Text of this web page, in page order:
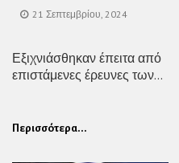
21 Σεπτεμβρίου, 2024
Εξιχνιάσθηκαν έπειτα από
επιστάμενες έρευνες των...
Περισσότερα...